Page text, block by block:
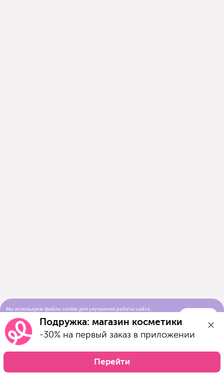
Мы используем файлы cookie для улучшения работы сайта.
использования cookie-файловПодружка: магазин косметики
-30% на первый заказ в приложении
Перейти